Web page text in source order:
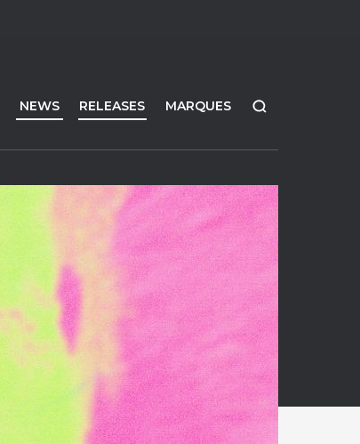
NEWS RELEASES MARQUES